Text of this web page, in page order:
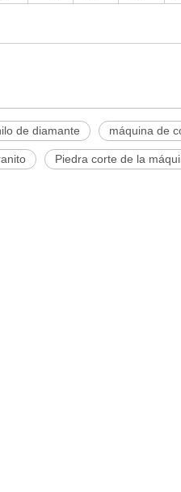
de diamante máquina de
Piedra corte de la